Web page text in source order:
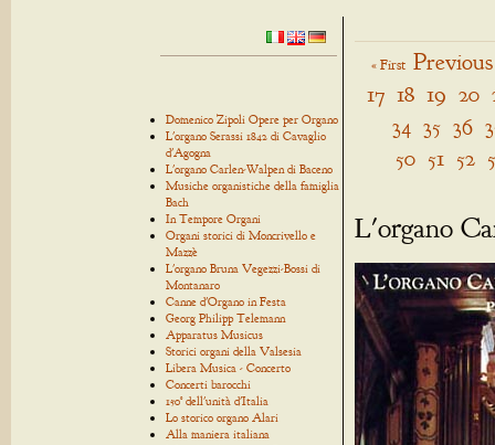
Domenico Zipoli Opere per Organo
L'organo Serassi 1842 di Cavaglio
d'Agogna
L'organo Carlen-Walpen di Baceno
Musiche organistiche della famiglia
Bach
In Tempore Organi
Organi storici di Moncrivello e
Mazzè
L'organo Bruna Vegezzi-Bossi di
Montanaro
Canne d'Organo in Festa
Georg Philipp Telemann
Apparatus Musicus
Storici organi della Valsesia
Libera Musica - Concerto
Concerti barocchi
150° dell'unità d'Italia
Lo storico organo Alari
Alla maniera italiana
« First Previous
17 18 19 20
34 35 36
50 51 52
L'organo